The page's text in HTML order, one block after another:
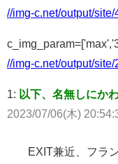
//img-c.net/output/site/
//img-c.net/output/site/
1: 以下、名無しにか
2023/07/06(木)
EXIT兼近、フラ